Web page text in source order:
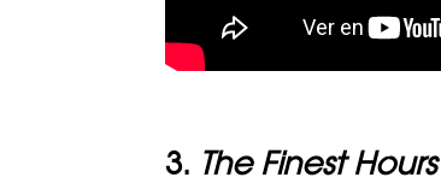
3. The Finest Hours